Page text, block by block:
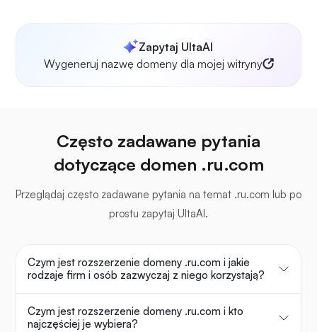
Zapytaj UltaAI
Wygeneruj nazwę domeny dla mojej witryny
Często zadawane pytania
dotyczące domen .ru.com
Przeglądaj często zadawane pytania na temat .ru.com lub po
prostu zapytaj UltaAI.
Czym jest rozszerzenie domeny .ru.com i jakie
rodzaje firm i osób zazwyczaj z niego korzystają?
Czym jest rozszerzenie domeny .ru.com i kto
najczęściej je wybiera?